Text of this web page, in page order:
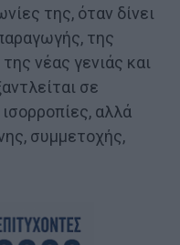
της, όταν δίνει
της
νέας γενιάς και
σε
αλλά
συμμετοχής,